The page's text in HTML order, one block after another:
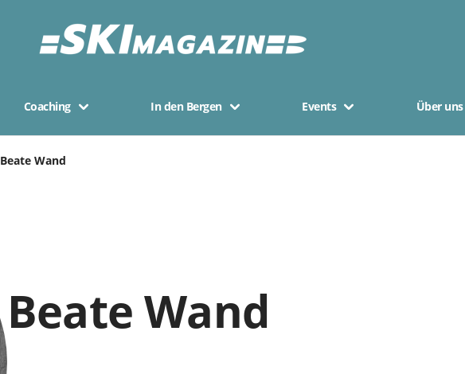
Coaching In den Bergen Events Über uns
Beate Wand
Beate Wand